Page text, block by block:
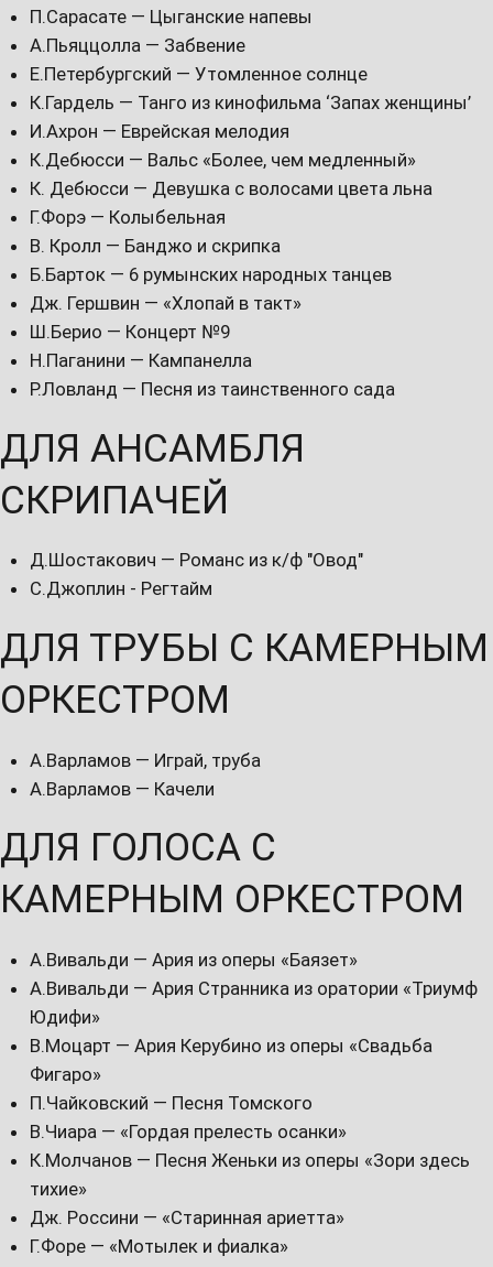
П.Сарасате — Цыганские напевы
А.Пьяццолла — Забвение
Е.Петербургский — Утомленное солнце
К.Гардель — Танго из кинофильма ‘Запах женщины’
И.Ахрон — Еврейская мелодия
К.Дебюсси — Вальс «Более, чем медленный»
К. Дебюсси — Девушка с волосами цвета льна
Г.Форэ — Колыбельная
В. Кролл — Банджо и скрипка
Б.Барток — 6 румынских народных танцев
Дж. Гершвин — «Хлопай в такт»
Ш.Берио — Концерт №9
Н.Паганини — Кампанелла
Р.Ловланд — Песня из таинственного сада
ДЛЯ АНСАМБЛЯ
СКРИПАЧЕЙ
Д.Шостакович — Романс из к/ф "Овод"
С.Джоплин - Регтайм
ДЛЯ ТРУБЫ С КАМЕРНЫМ
ОРКЕСТРОМ
А.Варламов — Играй, труба
А.Варламов — Качели
ДЛЯ ГОЛОСА С
КАМЕРНЫМ ОРКЕСТРОМ
А.Вивальди — Ария из оперы «Баязет»
А.Вивальди — Ария Странника из оратории «Триумф
Юдифи»
В.Моцарт — Ария Керубино из оперы «Свадьба
Фигаро»
П.Чайковский — Песня Томского
В.Чиара — «Гордая прелесть осанки»
К.Молчанов — Песня Женьки из оперы «Зори здесь
тихие»
Дж. Россини — «Старинная ариетта»
Г.Форе — «Мотылек и фиалка»